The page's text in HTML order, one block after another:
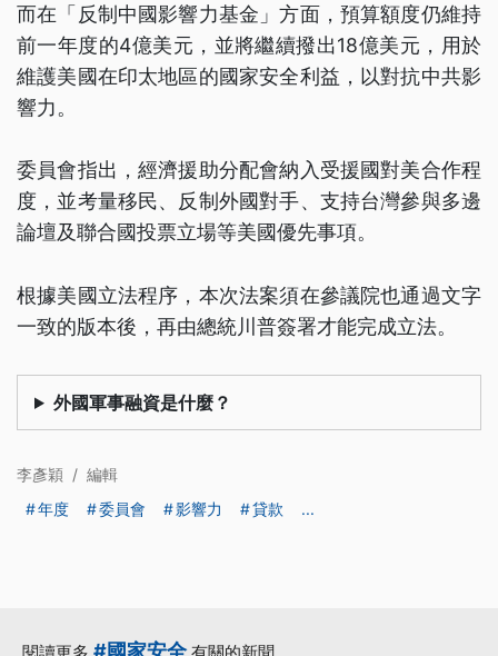
而在「反制中國影響力基金」方面，預算額度仍維持
前一年度的4億美元，並將繼續撥出18億美元，用於
維護美國在印太地區的國家安全利益，以對抗中共影
響力。
委員會指出，經濟援助分配會納入受援國對美合作程
度，並考量移民、反制外國對手、支持台灣參與多邊
論壇及聯合國投票立場等美國優先事項。
根據美國立法程序，本次法案須在參議院也通過文字
一致的版本後，再由總統川普簽署才能完成立法。
外國軍事融資是什麼？
李彥穎 / 編輯
年度
委員會 影響力 貸款 ...
#國家安全